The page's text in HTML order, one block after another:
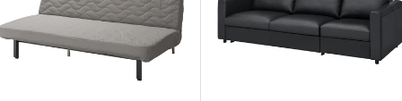
Opzione: VIMLE, Divano letto